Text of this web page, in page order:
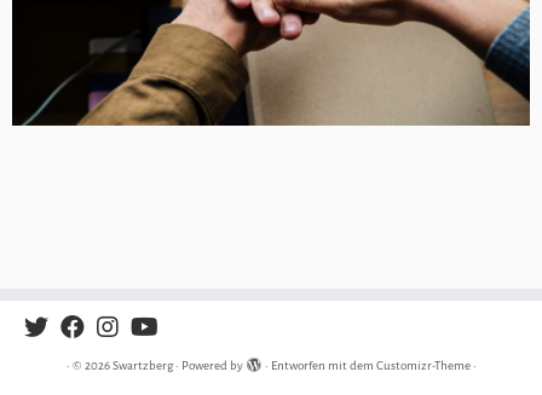
· © 2026 Swartzberg· Powered by · Entworfen mit dem Customizr-Theme·